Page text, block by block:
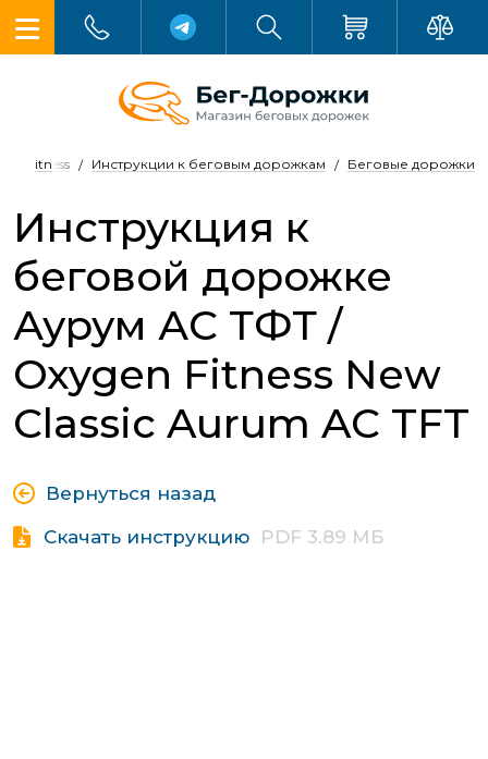
Беговые дорожки
Инструкции к беговым дорожкам
Fitness
Инструкция к
беговой дорожке
Аурум АС ТФТ /
Oxygen Fitness New
Classic Aurum AC TFT
Вернуться назад
Скачать инструкцию PDF 3.89 МБ